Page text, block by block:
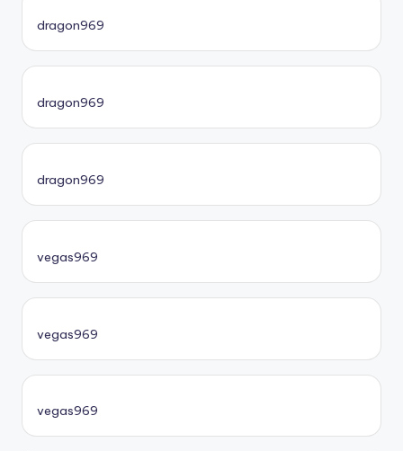
dragon969
dragon969
dragon969
vegas969
vegas969
vegas969